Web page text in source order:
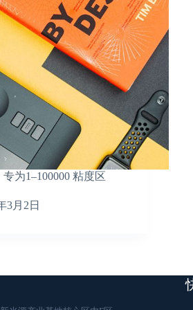
为1–100000 粘度区
3月2日